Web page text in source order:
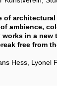
of
ambience,
works in a
free from
Hess, Lyonel